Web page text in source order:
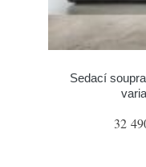
Sedací
32